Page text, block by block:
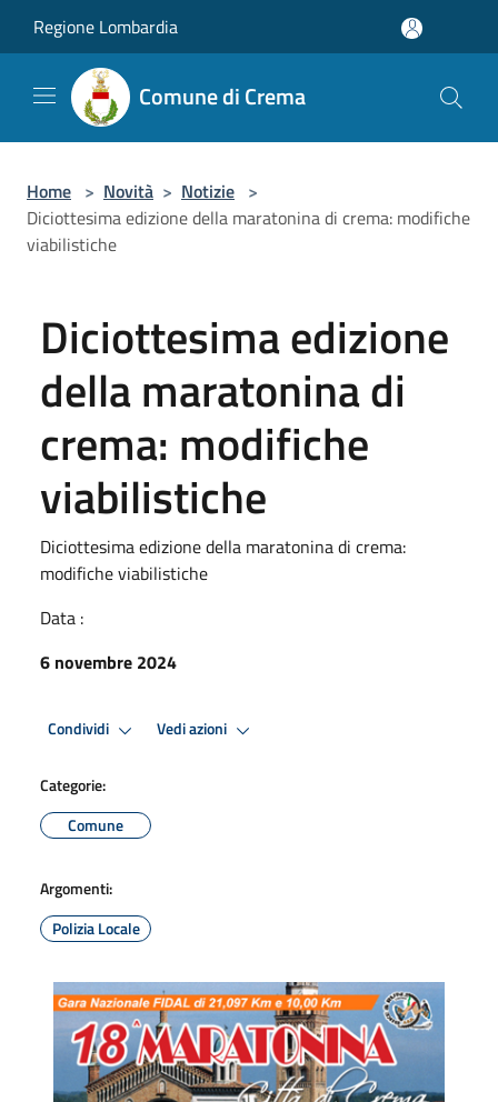
Regione Lombardia
Comune di Crema
Home > Novità > Notizie >
Diciottesima edizione della maratonina di crema: modifiche
viabilistiche
Diciottesima edizione
della maratonina di
crema: modifiche
viabilistiche
Diciottesima edizione della maratonina di crema:
modifiche viabilistiche
Data :
6 novembre 2024
Condividi Vedi azioni
Categorie:
Comune
Argomenti:
Polizia Locale